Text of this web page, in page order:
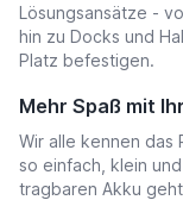
Lösungsansätze -
hin zu Docks und
Platz befestigen.
Mehr Spaß mit
Wir alle kennen das
so einfach, klein
tragbaren Akku